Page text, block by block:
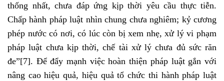
thống nhất, chưa đáp ứng kịp thời yêu cầu thực tiễn.
Chấp hành pháp luật nhìn chung chưa nghiêm; kỷ cương
phép nước có nơi, có lúc còn bị xem nhẹ, xử lý vi phạm
pháp luật chưa kịp thời, chế tài xử lý chưa đủ sức răn
đe”[7]. Để đẩy mạnh việc hoàn thiện pháp luật gắn với
nâng cao hiệu quả, hiệu quả tổ chức thi hành pháp luật